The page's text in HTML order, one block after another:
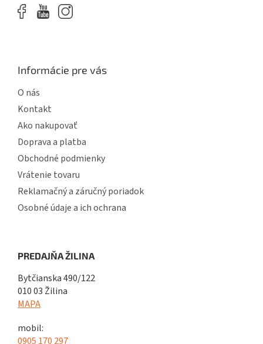
Informácie pre vás
O nás
Kontakt
Ako nakupovať
Doprava a platba
Obchodné podmienky
Vrátenie tovaru
Reklamačný a záručný poriadok
Osobné údaje a ich ochrana
PREDAJŇA ŽILINA
Bytčianska 490/122
010 03 Žilina
MAPA
mobil:
0905 170 297